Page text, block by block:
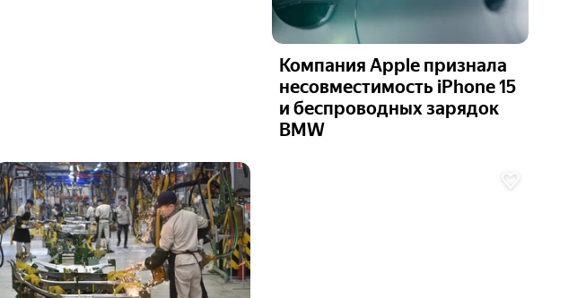
Компания Apple признала
несовместимость iPhone 15
и беспроводных зарядок
BMW